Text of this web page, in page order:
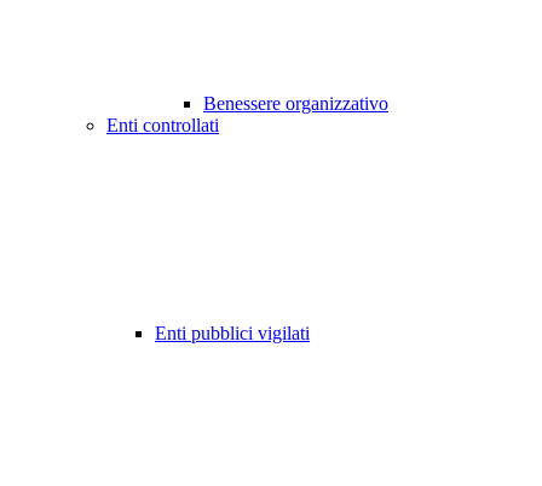
Benessere organizzativo
Enti controllati
Enti pubblici vigilati